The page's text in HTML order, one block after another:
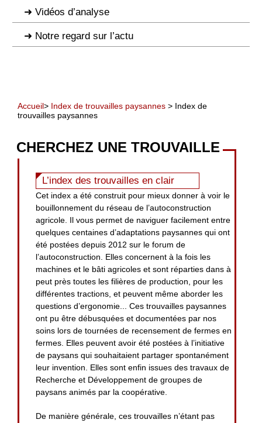
Vidéos d’analyse
Notre regard sur l’actu
Accueil> Index de trouvailles paysannes > Index de
trouvailles paysannes
CHERCHEZ UNE TROUVAILLE
L’index des trouvailles en clair
Cet index a été construit pour mieux donner à voir le
bouillonnement du réseau de l’autoconstruction
agricole. Il vous permet de naviguer facilement entre
quelques centaines d’adaptations paysannes qui ont
été postées depuis 2012 sur le forum de
l’autoconstruction. Elles concernent à la fois les
machines et le bâti agricoles et sont réparties dans à
peut près toutes les filières de production, pour les
différentes tractions, et peuvent même aborder les
questions d’ergonomie... Ces trouvailles paysannes
ont pu être débusquées et documentées par nos
soins lors de tournées de recensement de fermes en
fermes. Elles peuvent avoir été postées à l’initiative
de paysans qui souhaitaient partager spontanément
leur invention. Elles sont enfin issues des travaux de
Recherche et Développement de groupes de
paysans animés par la coopérative.
De manière générale, ces trouvailles n’étant pas